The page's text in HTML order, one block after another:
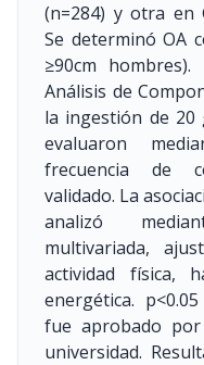
(n=284) y otra en
Se determinó OA
≥90cm
Análisis de
la ingestión de 20
evaluaron
frecuencia de
validado. La
analizó
multivariada,
actividad física,
energética.
fue aprobado
universidad.